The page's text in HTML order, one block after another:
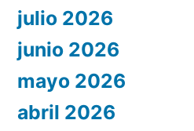
julio 2026
junio 2026
mayo 2026
abril 2026